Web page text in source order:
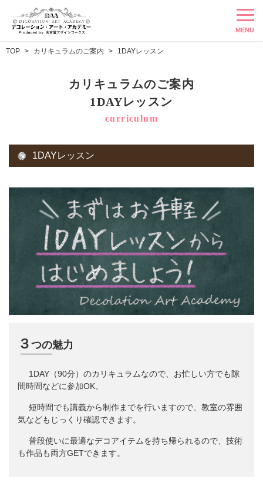
MENU
TOP カリキュラムのご案内 1DAYレッスン
カリキュラムのご案内
1DAYレッスン
curriculum
1DAYレッスン
３ つの魅力
1DAY（90分）のカリキュラムなので、お忙しい方でも隙
間時間などに参加OK。
短時間でも講義から制作までを行いますので、教室の雰囲
気などもじっくり確認できます。
普段使いに最適なデコアイテムを持ち帰られるので、技術
も作品も両方GETできます。